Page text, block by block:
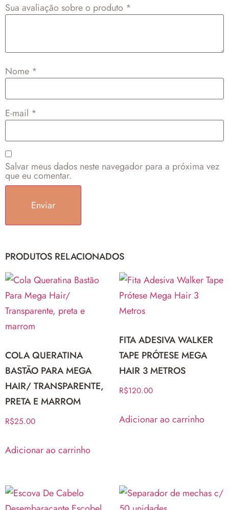
Sua avaliação sobre o produto *
Nome *
E-mail *
Salvar meus dados neste navegador para a próxima vez
que eu comentar.
PRODUTOS RELACIONADOS
COLA QUERATINA
BASTÃO PARA MEGA
HAIR/ TRANSPARENTE,
PRETA E MARROM
R$25.00
Adicionar ao carrinho
FITA ADESIVA WALKER
TAPE PRÓTESE MEGA
HAIR 3 METROS
R$120.00
Adicionar ao carrinho